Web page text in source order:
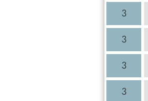
3
3
3
3